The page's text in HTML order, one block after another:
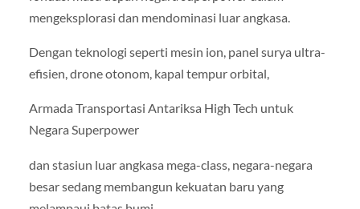
mengeksplorasi dan mendominasi luar angkasa.
Dengan teknologi seperti mesin ion, panel surya ultra-
efisien, drone otonom, kapal tempur orbital,
Armada Transportasi Antariksa High Tech untuk
Negara Superpower
dan stasiun luar angkasa mega-class, negara-negara
besar sedang membangun kekuatan baru yang